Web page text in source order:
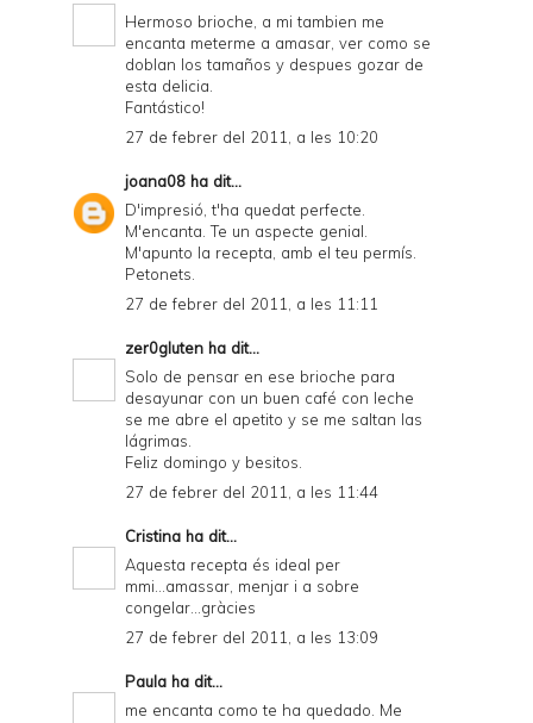
Hermoso brioche, a mi tambien me
encanta meterme a amasar, ver como se
doblan los tamaños y despues gozar de
esta delicia.
Fantástico!
27 de febrer del 2011, a les 10:20
joana08 ha dit...
D'impresió, t'ha quedat perfecte.
M'encanta. Te un aspecte genial.
M'apunto la recepta, amb el teu permís.
Petonets.
27 de febrer del 2011, a les 11:11
zer0gluten ha dit...
Solo de pensar en ese brioche para
desayunar con un buen café con leche
se me abre el apetito y se me saltan las
lágrimas.
Feliz domingo y besitos.
27 de febrer del 2011, a les 11:44
Cristina ha dit...
Aquesta recepta és ideal per
mmi...amassar, menjar i a sobre
congelar...gràcies
27 de febrer del 2011, a les 13:09
Paula ha dit...
me encanta como te ha quedado. Me